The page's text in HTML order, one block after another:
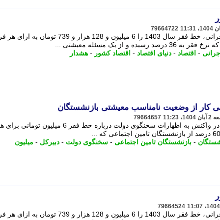
79664722
در حالی که سخنگوی دولت، فاطمه مهاجرانی، خط فقر سال 1403 را 6 میلیون و 128 هزار و 739 تومان به
از یک مسئله معیشتی ...
- اقتصاد - دنیای اقتصاد - اقتصاد کشور - هشدار
کار از وضعیت نامناسب معیشتی بازنشستگان
79664657
حسین کمالی، دبیرکل حزب اسلامی کار در واکنش به اظهارات سخنگوی دولت درباره خط فقر
- بازنشستگان تامین اجتماعی - سخنگوی دولت - دبیرکل - میلیون
79664524
در حالی که سخنگوی دولت، فاطمه مهاجرانی، خط فقر سال 1403 را 6 میلیون و 128 هزار و 739 تومان به